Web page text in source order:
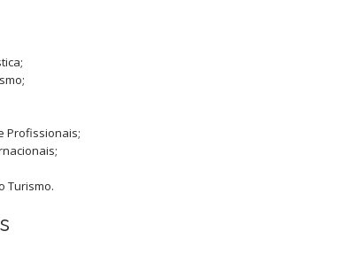
Profissionais;
Turismo.